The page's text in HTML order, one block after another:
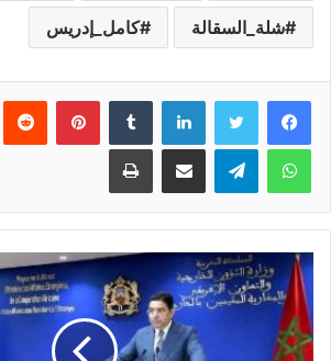
شلة_السقالة كامل_إدريس
فيسبوك تويتر لينكدإن بينتيريست
واتساب تيلقرام مشاركة عبر البريد طباعة